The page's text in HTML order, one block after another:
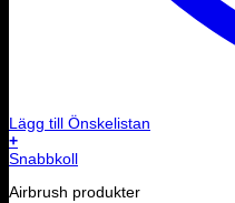
Lägg till Önskelistan
+
Snabbkoll
Airbrush produkter